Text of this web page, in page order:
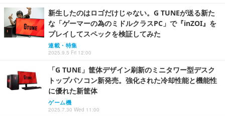
新生したのはロゴだけじゃない。G TUNEが送る新た
な「ゲーマーの為のミドルクラスPC」で『inZOI』を
プレイしてスペックを検証してみた
連載・特集
2025.9.5 Fri 12:00
「G TUNE」筐体デザイン刷新のミニタワー型デスク
トップパソコン新発売。強化された冷却性能と機能性
に優れた新筐体
ゲーム機
2025.7.30 Wed 11:00